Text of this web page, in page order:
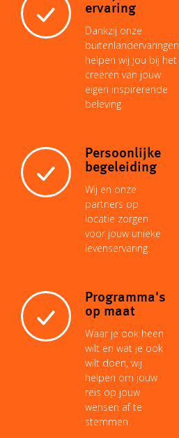
n p
p
ervaring
Dankzij onze
buitenlandervaringen
helpen wij jou bij het
creëren van jouw
eigen inspirerende
beleving.
Persoonlijke
begeleiding
Wij en onze
partners op
locatie zorgen
voor jouw unieke
levenservaring.
Programma's
op maat
Waar je ook heen
wilt en wat je ook
wilt doen, wij
helpen om jouw
reis op jouw
wensen af te
stemmen.